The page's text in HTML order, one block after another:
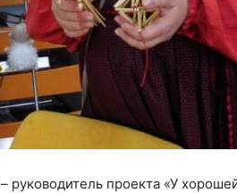
– руководитель проекта «У